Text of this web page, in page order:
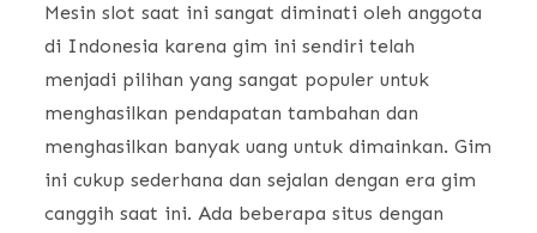
Mesin slot saat ini sangat diminati oleh anggota
di Indonesia karena gim ini sendiri telah
menjadi pilihan yang sangat populer untuk
menghasilkan pendapatan tambahan dan
menghasilkan banyak uang untuk dimainkan. Gim
ini cukup sederhana dan sejalan dengan era gim
canggih saat ini. Ada beberapa situs dengan